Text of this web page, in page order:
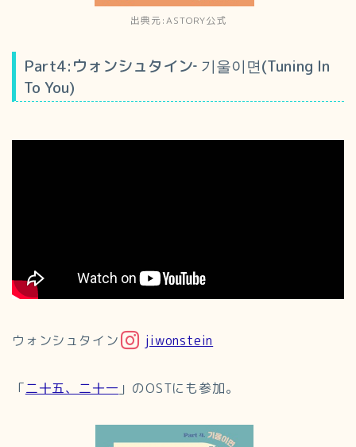
出典元:ASTORY公式
Part4:ウォンシュタイン‐ 기울이면(Tuning In
To You)
ウォンシュタイン jiwonstein
「二十五、二十一 」のOSTにも参加。